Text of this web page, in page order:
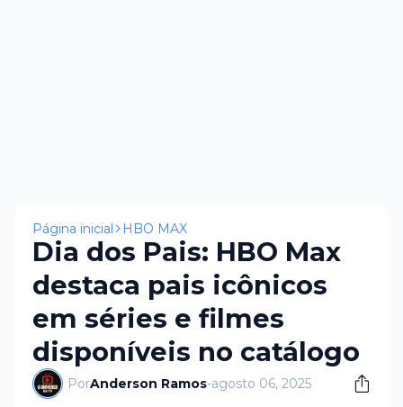
Página inicial HBO MAX
Dia dos Pais: HBO Max
destaca pais icônicos
em séries e filmes
disponíveis no catálogo
PorAnderson Ramos-agosto 06, 2025